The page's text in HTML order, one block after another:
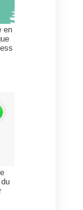
canal
essentiel
pour: